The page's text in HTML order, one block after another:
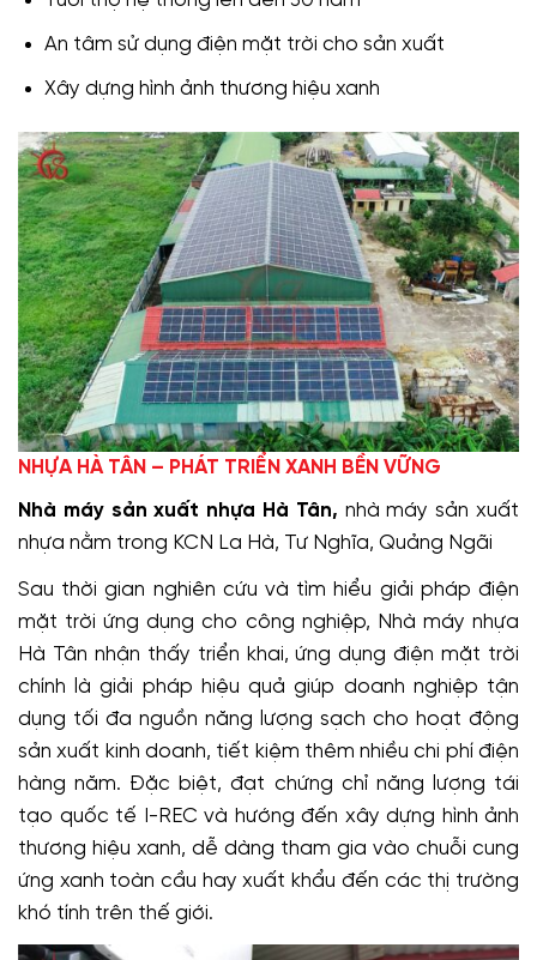
An tâm sử dụng điện mặt trời cho sản xuất
Xây dựng hình ảnh thương hiệu xanh
NHỰA HÀ TÂN – PHÁT TRIỂN XANH BỀN VỮNG
Nhà máy sản xuất nhựa Hà Tân, nhà máy sản xuất
nhựa nằm trong KCN La Hà, Tư Nghĩa, Quảng Ngãi
Sau thời gian nghiên cứu và tìm hiểu giải pháp điện
mặt trời ứng dụng cho công nghiệp, Nhà máy nhựa
Hà Tân nhận thấy triển khai, ứng dụng điện mặt trời
chính là giải pháp hiệu quả giúp doanh nghiệp tận
dụng tối đa nguồn năng lượng sạch cho hoạt động
sản xuất kinh doanh, tiết kiệm thêm nhiều chi phí điện
hàng năm. Đặc biệt, đạt chứng chỉ năng lượng tái
tạo quốc tế I-REC và hướng đến xây dựng hình ảnh
thương hiệu xanh, dễ dàng tham gia vào chuỗi cung
ứng xanh toàn cầu hay xuất khẩu đến các thị trường
khó tính trên thế giới.